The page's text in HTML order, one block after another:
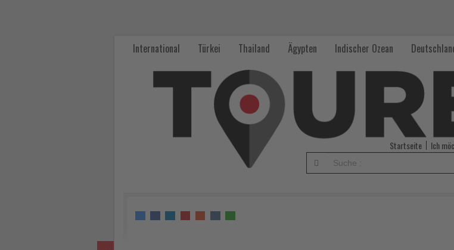
International Türkei Thailand Ägypten Indischer Ozean
Startseite Ich